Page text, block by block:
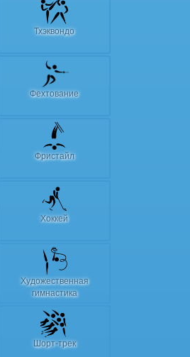
Тхэквондо
Фехтование
Фристайл
Хоккей
Художественная
гимнастика
Шорт-трек